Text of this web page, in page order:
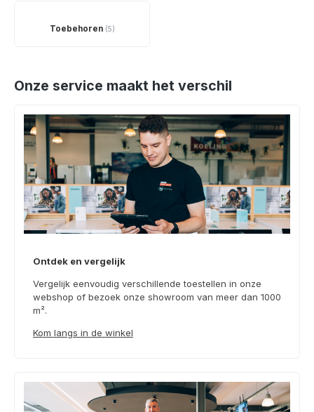
Toebehoren (5)
Onze service maakt het verschil
Ontdek en vergelijk
Vergelijk eenvoudig verschillende toestellen in onze
webshop of bezoek onze showroom van meer dan 1000
m².
Kom langs in de winkel